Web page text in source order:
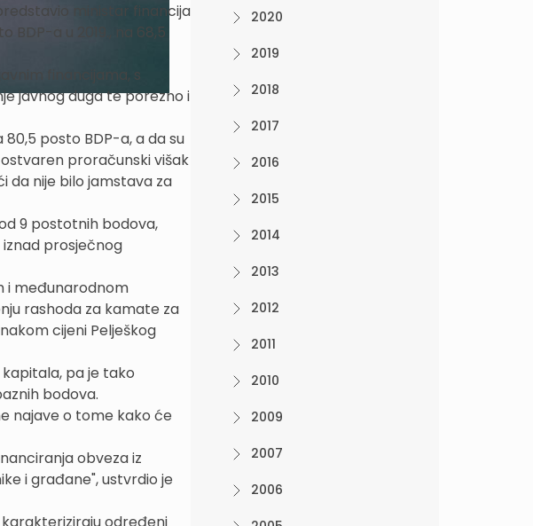
ministar financija
BDP-a u 2019., na 68,5
financijama, s
javnog duga te porezno i
80,5 posto BDP-a, a da su
proračunski višak
da nije bilo jamstava za
9 postotnih bodova,
iznad prosječnog
i međunarodnom
rashoda za kamate za
cijeni Pelješkog
pa je tako
bodova.
najave o tome kako će
obveza iz
i građane", ustvrdio je
2020
2019
2018
2017
2016
2015
2014
2013
2012
2011
2010
2009
2007
2006